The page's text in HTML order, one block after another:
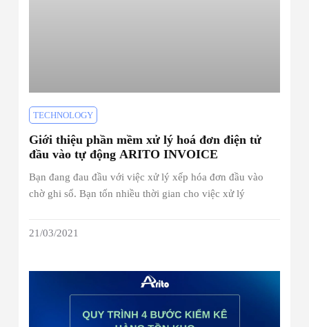
TECHNOLOGY
Giới thiệu phần mềm xử lý hoá đơn điện tử
đầu vào tự động ARITO INVOICE
Bạn đang đau đầu với việc xử lý xếp hóa đơn đầu vào
chờ ghi sổ. Bạn tốn nhiều thời gian cho việc xử lý
21/03/2021